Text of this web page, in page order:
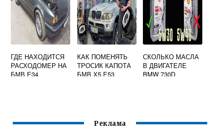
ГДЕ НАХОДИТСЯ
РАСХОДОМЕР НА
БМВ Е34
КАК ПОМЕНЯТЬ
ТРОСИК КАПОТА
БМВ Х5 Е53
СКОЛЬКО МАСЛА
В ДВИГАТЕЛЕ
BMW 730D
Реклама